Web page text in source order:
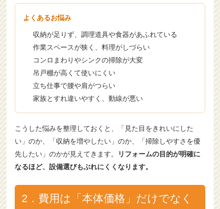
よくあるお悩み
収納が足りず、調理道具や食器があふれている
作業スペースが狭く、料理がしづらい
コンロまわりやシンクの掃除が大変
吊戸棚が高くて使いにくい
立ち仕事で腰や肩がつらい
家族とすれ違いやすく、動線が悪い
こうした悩みを整理しておくと、「見た目をきれいにした
い」のか、「収納を増やしたい」のか、「掃除しやすさを優
先したい」のかが見えてきます。
リフォームの目的が明確に
なるほど、設備選びもぶれにくくなります。
2．費用は「本体価格」だけでなく